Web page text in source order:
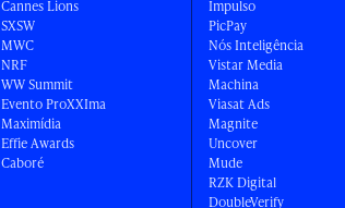
Cannes Lions
SXSW
MWC
NRF
WW Summit
Evento ProXXIma
Maximídia
Effie Awards
Caboré
Impulso
PicPay
Nós Inteligência
Vistar Media
Machina
Viasat Ads
Magnite
Uncover
Mude
RZK Digital
DoubleVerify